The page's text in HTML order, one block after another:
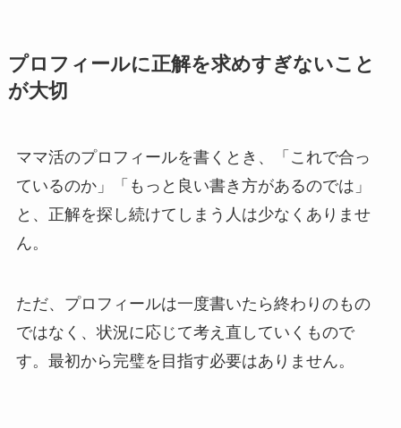
プロフィールに正解を求めすぎないこと
が大切
ママ活のプロフィールを書くとき、「これで合っ
ているのか」「もっと良い書き方があるのでは」
と、正解を探し続けてしまう人は少なくありませ
ん。
ただ、プロフィールは一度書いたら終わりのもの
ではなく、状況に応じて考え直していくもので
す。最初から完璧を目指す必要はありません。